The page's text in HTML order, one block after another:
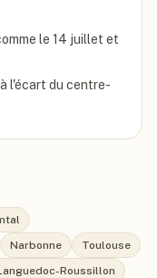
le 14 juillet et
l'écart du centre-
Narbonne
Toulouse
Roussillon